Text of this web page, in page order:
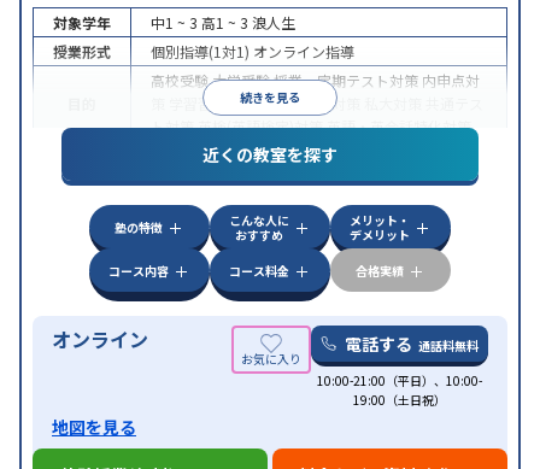
続きを見る
対象学年 中1 ~ 3 高1 ~ 3 浪人生
授業形式
個別指導(1対1) オンライン指導
高校受験大学受験授業・定期テスト対策 内申点対
学習習慣の定着国公立大対策
ト対策英検(英語検定)対策英語・英会話特化対策
特徴
中高一貫校生に対応授業の振替可能
学習にPC・タブレットを利用オンライン対応1
科目から受講可能
近くの教室を探す
塾の特徴
こんな人に
おすすめ
メリット・
デメリット
コース内容
コース料金 合格実績
オンライン 電話する 通話料無料
10:00-21:00（平日）、10:00-
19:00（土日祝）
地図を見る